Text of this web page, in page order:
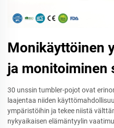
Monikäyttöinen
ja monitoiminen
30 unssin tumbler-pojot ovat
laajentaa niiden
ympäristöihin ja tekee niistä
nykyaikaisen elämäntyylin